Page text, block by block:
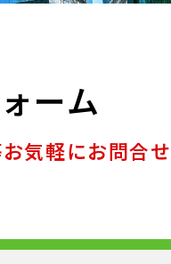
ーム
気軽にお問合